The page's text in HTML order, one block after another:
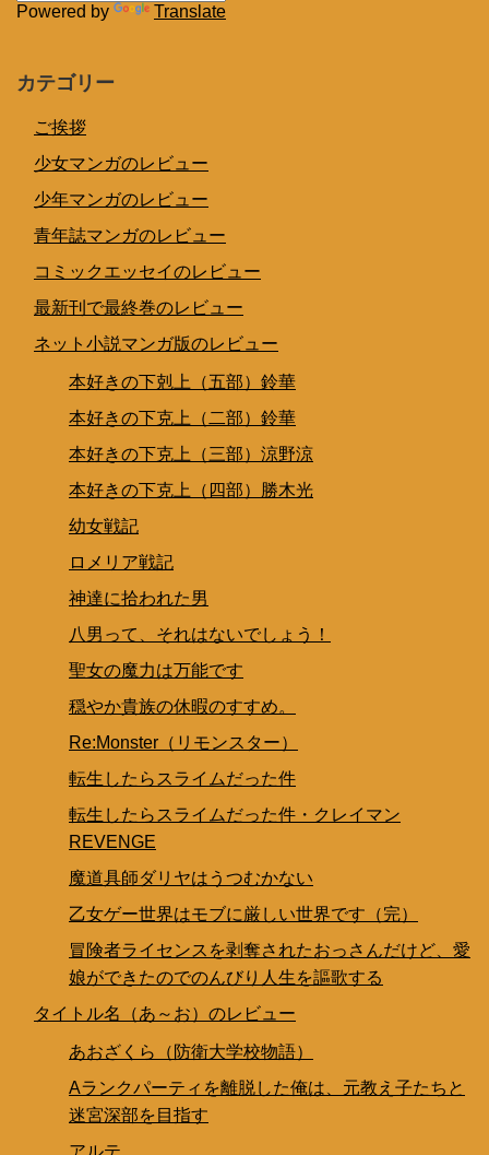
Powered by Translate
カテゴリー
ご挨拶
少女マンガのレビュー
少年マンガのレビュー
青年誌マンガのレビュー
コミックエッセイのレビュー
最新刊で最終巻のレビュー
ネット小説マンガ版のレビュー
本好きの下剋上（五部）鈴華
本好きの下克上（二部）鈴華
本好きの下克上（三部）涼野涼
本好きの下克上（四部）勝木光
幼女戦記
ロメリア戦記
神達に拾われた男
八男って、それはないでしょう！
聖女の魔力は万能です
穏やか貴族の休暇のすすめ。
Re:Monster（リモンスター）
転生したらスライムだった件
転生したらスライムだった件・クレイマン
REVENGE
魔道具師ダリヤはうつむかない
乙女ゲー世界はモブに厳しい世界です（完）
冒険者ライセンスを剥奪されたおっさんだけど、愛
娘ができたのでのんびり人生を謳歌する
タイトル名（あ～お）のレビュー
あおざくら（防衛大学校物語）
Aランクパーティを離脱した俺は、元教え子たちと
迷宮深部を目指す
アルテ